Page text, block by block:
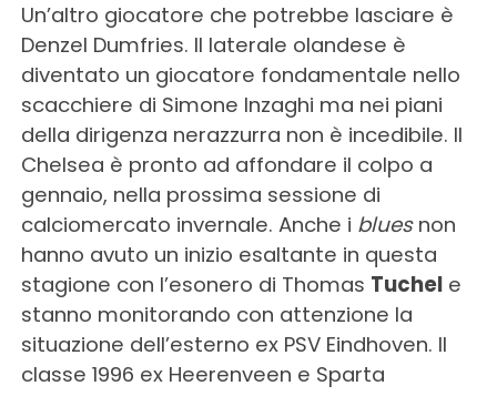
Un’altro giocatore che potrebbe lasciare è
Denzel Dumfries. Il laterale olandese è
diventato un giocatore fondamentale nello
scacchiere di Simone Inzaghi ma nei piani
della dirigenza nerazzurra non è incedibile. Il
Chelsea è pronto ad affondare il colpo a
gennaio, nella prossima sessione di
calciomercato invernale. Anche i blues non
hanno avuto un inizio esaltante in questa
stagione con l’esonero di Thomas Tuchele
stanno monitorando con attenzione la
situazione dell’esterno ex PSV Eindhoven. Il
classe 1996 ex Heerenveen e Sparta